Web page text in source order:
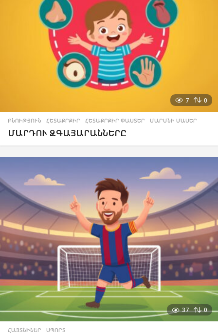
7 0
ԲՆՈՒԹՅՈՒՆ ,ՀԵՏԱՔՐՔԻՐ ,ՀԵՏԱՔՐՔԻՐ ՓԱՍՏԵՐ ,ՄԱՐՄՆԻ ՄԱՍԵՐ
ՄԱՐԴՈՒ ԶԳԱՅԱՐԱՆՆԵՐԸ
37 0
ՀԱՅՏՆԻՆԵՐ ,ՍՊՈՐՏ